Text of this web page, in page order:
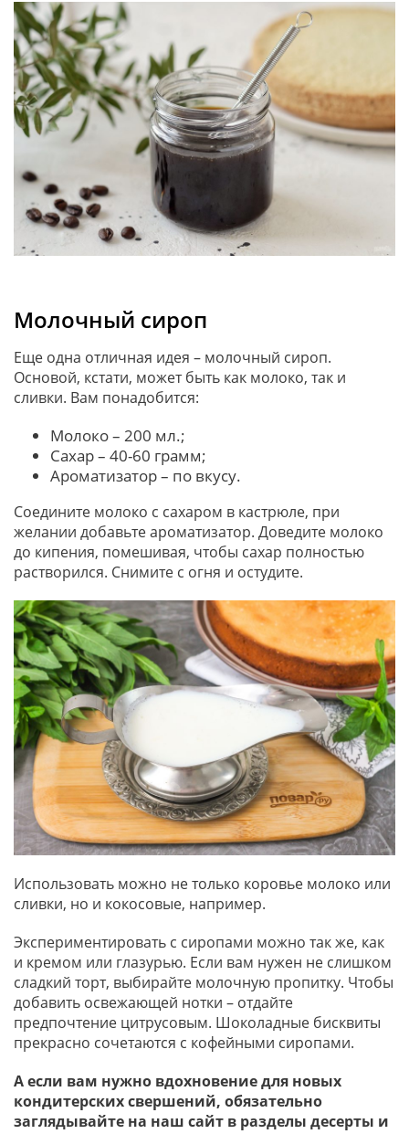
Молочный сироп
Еще одна отличная идея – молочный сироп.
Основой, кстати, может быть как молоко, так и
сливки. Вам понадобится:
Молоко – 200 мл.;
Сахар – 40-60 грамм;
Ароматизатор – по вкусу.
Соедините молоко с сахаром в кастрюле, при
желании добавьте ароматизатор. Доведите молоко
до кипения, помешивая, чтобы сахар полностью
растворился. Снимите с огня и остудите.
Использовать можно не только коровье молоко или
сливки, но и кокосовые, например.
Экспериментировать с сиропами можно так же, как
и кремом или глазурью. Если вам нужен не слишком
сладкий торт, выбирайте молочную пропитку. Чтобы
добавить освежающей нотки – отдайте
предпочтение цитрусовым. Шоколадные бисквиты
прекрасно сочетаются с кофейными сиропами.
А если вам нужно вдохновение для новых
кондитерских свершений, обязательно
заглядывайте на наш сайт в разделы десерты и